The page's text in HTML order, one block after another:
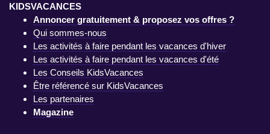
KIDSVACANCES
Annoncer gratuitement & proposez vos offres ?
Qui sommes-nous
Les activités à faire pendant les vacances d'hiver
Les activités à faire pendant les vacances d'été
Les Conseils KidsVacances
Être référencé sur KidsVacances
Les partenaires
Magazine